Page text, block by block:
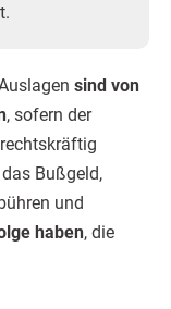
sind von
, sofern der
Bußgeld,
und
haben, die